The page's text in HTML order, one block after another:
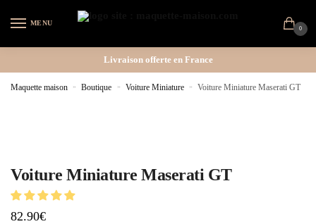
MENU
0
Livraison offerte en France
Maquette maison » Boutique » Voiture Miniature » Voiture Miniature Maserati GT
Voiture Miniature Maserati GT
82.90€